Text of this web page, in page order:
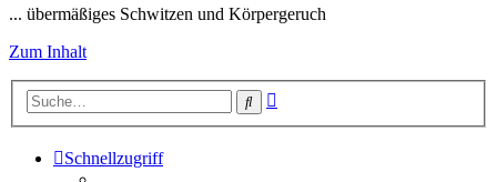
... übermäßiges Schwitzen und Körpergeruch
Zum Inhalt
Suche
Schnellzugriff